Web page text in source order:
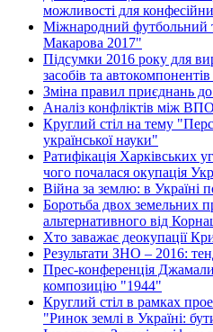
можливості для
Міжнародний футбольний
Макарова 2017"
Підсумки 2016 року для
засобів та
Зміна правил приєднань
Аналіз конфліктів між
Круглий стіл на тему
української науки"
Ратифікація Харківських
чого почалася окупація
Війна за землю: в Україні
Боротьба двох земельних
альтернативного від
Хто заважає деокупації
Результати ЗНО – 2016:
Прес-конференція Джамали
композицію "1944"
Круглий стіл в рамках
"Ринок землі в Україні: